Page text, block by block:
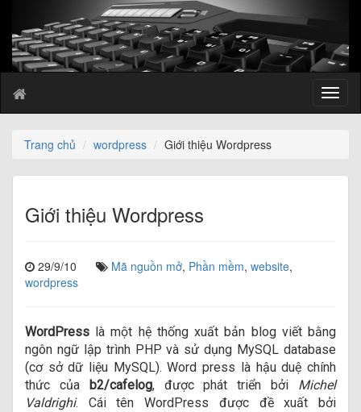
T
o
e
n
Trang chủ wordpress Giới thiệu Wordpress
Giới thiệu Wordpress
29/9/10 Mã nguồn mở, Phần mềm, website,
wordpress
WordPress là một hệ thống xuất bản blog viết bằng
ngôn ngữ lập trình PHP và sử dụng MySQL database
(cơ sở dữ liệu MySQL). Word press là hậu duệ chính
thức của
b2/cafelog, được phát triển bởi Michel
Valdrighi. Cái tên WordPress được đề xuất bởi